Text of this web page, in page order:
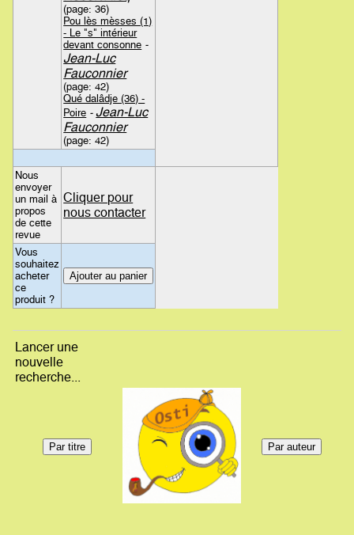
(page: 36)
Pou lès mèsses (1)
- Le "s" intérieur
devant consonne -
Jean-Luc
Fauconnier
(page: 42)
Qué dalâdje (36) -
Poire -Jean-Luc
Fauconnier
(page: 42)
Nous
envoyer
un mail à
propos
de cette
revue
Cliquer pour
nous contacter
Vous
souhaitez
acheter
ce
produit ?
Lancer une
nouvelle
recherche...